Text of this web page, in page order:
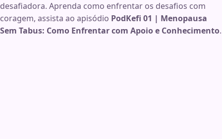
desafiadora. Aprenda como enfrentar os desafios com
coragem, assista ao apisódio PodKefi 01 | Menopausa
Sem Tabus: Como Enfrentar com Apoio e Conhecimento.